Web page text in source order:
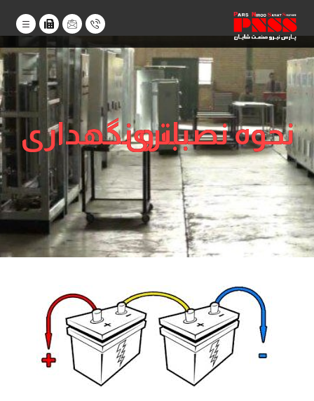
نحوه نصب و نگهداری باتری